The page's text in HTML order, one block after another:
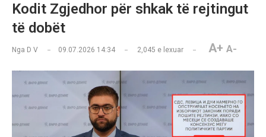
Kodit Zgjedhor për shkak të rejtingut
të dobët
Nga D V 09.07.2026 14:34 2,045 e lexuar A+ A-